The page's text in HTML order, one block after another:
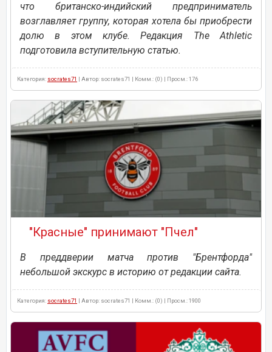
что британско-индийский предприниматель
возглавляет группу, которая хотела бы приобрести
долю в этом клубе. Редакция The Athletic
подготовила вступительную статью.
Категория: socrates71 | Автор: socrates71 | Комм.: (0) | Просм.: 176
"Красные" принимают "Пчел"
В преддверии матча против "Брентфорда"
небольшой экскурс в историю от редакции сайта.
Категория: socrates71 | Автор: socrates71 | Комм.: (0) | Просм.: 1900